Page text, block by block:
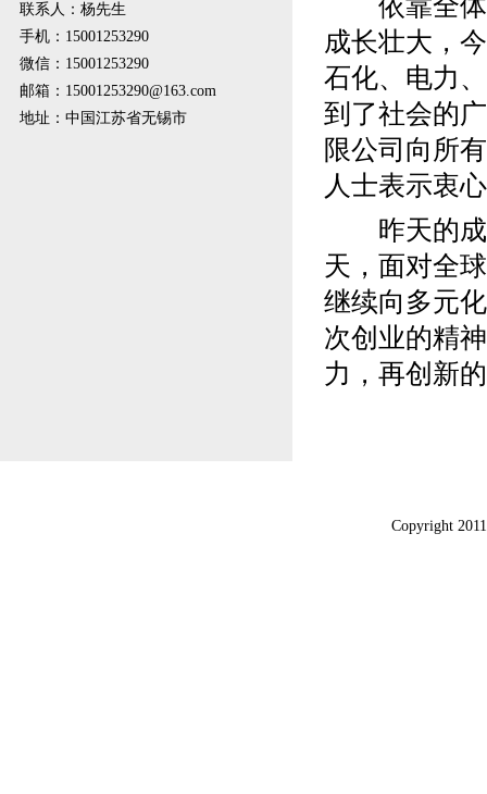
联系人：杨先生
手机：15001253290
微信：15001253290
邮箱：15001253290@163.com
地址：中国江苏省无锡市
依靠全体
成长壮大，
石化、电力
到了社会的
限公司向所
人士表示衷
昨天的成
天，面对全
继续向多元
次创业的精
力，再创新
Copyright